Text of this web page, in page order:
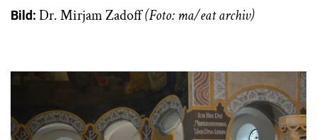
Bild: Dr. Mirjam Zadoff(Foto: ma/eat archiv)